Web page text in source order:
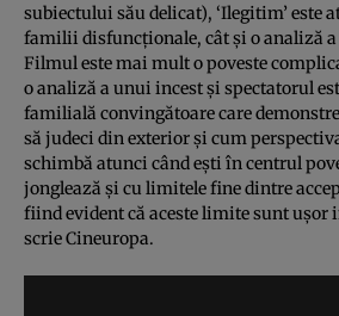
subiectului său delicat), ‘Ilegitim’ este
familii disfuncţionale, cât şi o analiză
Filmul este mai mult o poveste
o analiză a unui incest şi spectatorul
familială convingătoare care
să judeci din exterior şi cum
schimbă atunci când eşti în centrul
jonglează şi cu limitele fine dintre
fiind evident că aceste limite sunt uşor
scrie Cineuropa.